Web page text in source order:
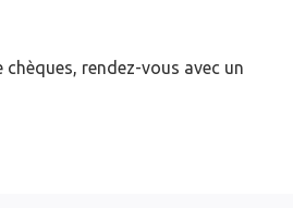
rendez-vous avec un